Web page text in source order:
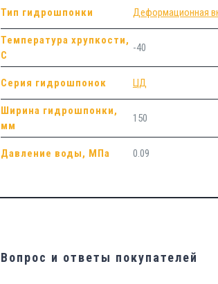
Тип гидрошпонки Деформационная
Температура хрупкости,
С
-40
Серия гидрошпонок ЦД
Ширина гидрошпонки,
мм
150
Давление воды, МПа 0.09
Вопрос и ответы покупателей